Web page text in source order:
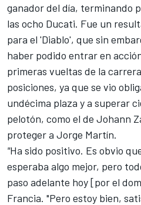
ganador del día, terminando
las ocho Ducati. Fue un
para el 'Diablo', que sin
haber podido entrar en
primeras vueltas de la
posiciones, ya que se vio
undécima plaza y a superar
pelotón, como el de Johann
proteger a Jorge Martín.
"Ha sido positivo. Es obvio
esperaba algo mejor, pero
paso adelante hoy [por el
Francia. "Pero estoy bien,